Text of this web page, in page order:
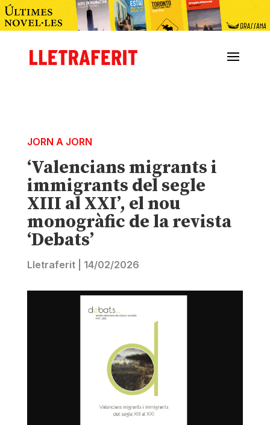
JORN A JORN
‘Valencians migrants i
immigrants del segle
XIII al XXI’, el nou
monogràfic de la revista
‘Debats’
Lletraferit| 14/02/2026